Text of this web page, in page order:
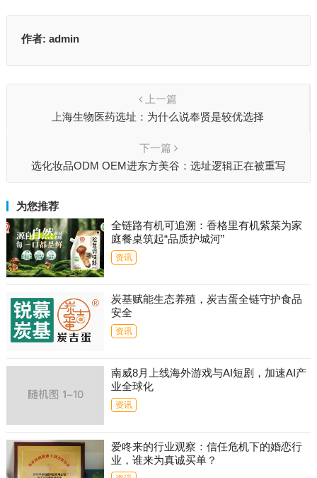
作者: admin
上一篇
上海生物医药选址：为什么说奉贤是较优选择
下一篇
选化妆品ODM OEM进东方美谷：选址逻辑正在被重写
为您推荐
全链路有机可追溯：香格里有机紫菜为家
庭餐桌筑起“品质护城河”
资讯
炭基赋能生态养殖，炭吉蛋全链守护食品
安全
资讯
南威8月上线海外游戏与AI短剧，加速AI产
业全球化
资讯
爱咚来的行业观察：信任危机下的婚恋行
业，谁来为真诚买单？